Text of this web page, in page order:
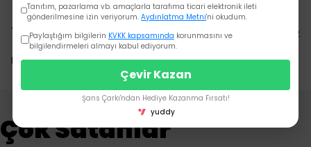
Yorumlar Yorum Yap
Bu ürün için henüz yorum yapılmamış.
Çok Satanlar
Tanıtım, pazarlama vb. amaçlarla tarafıma ticari elektronik ileti
gönderilmesine izin veriyorum.Aydınlatma Metni'ni okudum.
Paylaştığım bilgilerin KVKK kapsamında korunmasını ve
bilgilendirmeleri almayı kabul ediyorum.
Çevir Kazan
Şans Çarkı'ndan Hediye Kazanma Fırsatı!
yuddy